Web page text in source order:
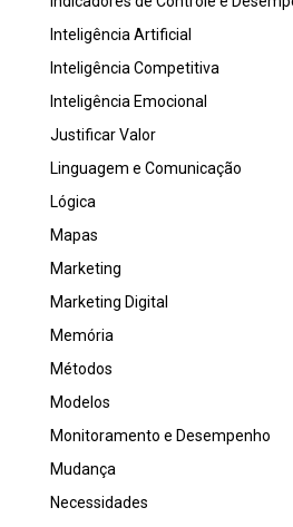
Inteligência Artificial
Inteligência Competitiva
Inteligência Emocional
Justificar Valor
Linguagem e Comunicação
Lógica
Mapas
Marketing
Marketing Digital
Memória
Métodos
Modelos
Monitoramento e Desempenho
Mudança
Necessidades